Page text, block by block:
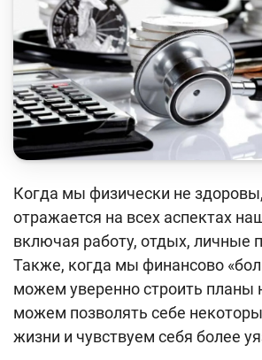
Финансовый рынок
Денежно-кредитная политика
Финансовая безопасность
Права потребителей
Предпринимательство
Учебные материалы
Проекты
Интерактивные
Фотогалерея
Когда мы физически не
отражается на всех аспектах
включая работу, отдых, личные
Также, когда мы финансово
можем уверенно строить планы
можем позволять себе
жизни и чувствуем себя более